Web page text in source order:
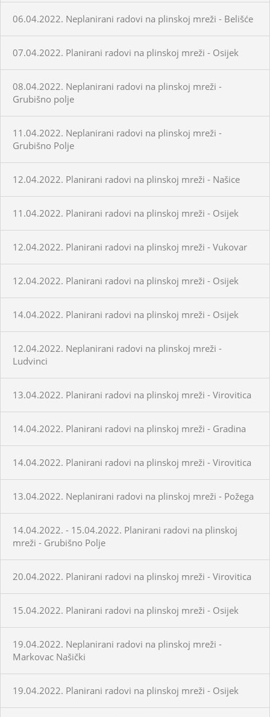
06.04.2022. Neplanirani radovi na plinskoj mreži - Belišće
07.04.2022. Planirani radovi na plinskoj mreži - Osijek
08.04.2022. Neplanirani radovi na plinskoj mreži -
Grubišno polje
11.04.2022. Neplanirani radovi na plinskoj mreži -
Grubišno Polje
12.04.2022. Planirani radovi na plinskoj mreži - Našice
11.04.2022. Planirani radovi na plinskoj mreži - Osijek
12.04.2022. Planirani radovi na plinskoj mreži - Vukovar
12.04.2022. Planirani radovi na plinskoj mreži - Osijek
14.04.2022. Planirani radovi na plinskoj mreži - Osijek
12.04.2022. Neplanirani radovi na plinskoj mreži -
Ludvinci
13.04.2022. Planirani radovi na plinskoj mreži - Virovitica
14.04.2022. Planirani radovi na plinskoj mreži - Gradina
14.04.2022. Planirani radovi na plinskoj mreži - Virovitica
13.04.2022. Neplanirani radovi na plinskoj mreži - Požega
14.04.2022. - 15.04.2022. Planirani radovi na plinskoj
mreži - Grubišno Polje
20.04.2022. Planirani radovi na plinskoj mreži - Virovitica
15.04.2022. Planirani radovi na plinskoj mreži - Osijek
19.04.2022. Neplanirani radovi na plinskoj mreži -
Markovac Našički
19.04.2022. Planirani radovi na plinskoj mreži - Osijek